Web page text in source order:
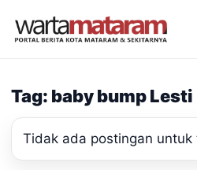
Tag: baby bump Lesti
Tidak ada postingan untuk